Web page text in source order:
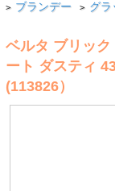
> ブランデー > グラ
ベルタ ブリッ
ート ダスティ
(113826）